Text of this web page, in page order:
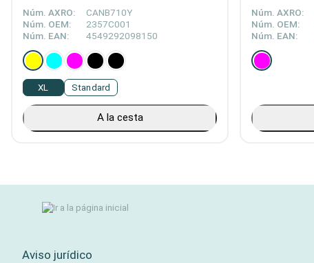
Núm. AXRO:
CANB710Y
Núm. OEM:
2357C001
Núm. EAN:
4549292098150
XL Standard
A la cesta
Núm. AXRO:
Núm. OEM:
Núm. EAN:
Aviso jurídico